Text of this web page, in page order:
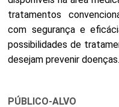
tratamentos
com segurança e
possibilidades de
desejam prevenir doenças.
PÚBLICO-ALVO